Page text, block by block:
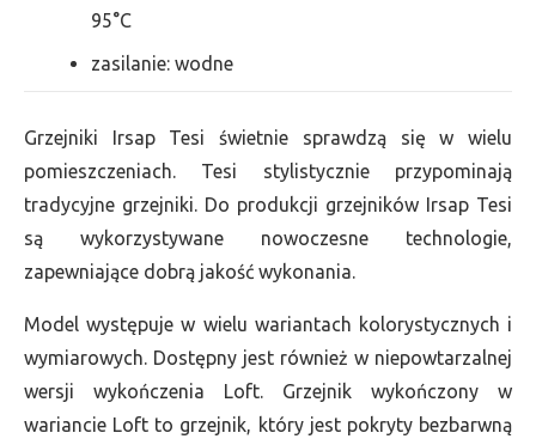
95°C
zasilanie: wodne
Grzejniki Irsap Tesi świetnie sprawdzą się w wielu
pomieszczeniach. Tesi stylistycznie przypominają
tradycyjne grzejniki. Do produkcji grzejników Irsap Tesi
są wykorzystywane nowoczesne technologie,
zapewniające dobrą jakość wykonania.
Model występuje w wielu wariantach kolorystycznych i
wymiarowych. Dostępny jest również w niepowtarzalnej
wersji wykończenia Loft. Grzejnik wykończony w
wariancie Loft to grzejnik, który jest pokryty bezbarwną